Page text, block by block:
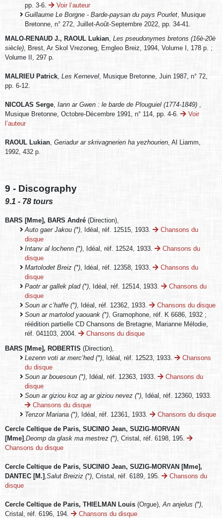
pp. 3-6.
Voir l’auteur
Guillaume Le Borgne - Barde-paysan du pays Pourlet , Musique
Bretonne, n° 272, Juillet-Août-Septembre 2022, pp. 34-41.
MALO-RENAUD J., RAOUL Lukian, Les pseudonymes bretons (16è-20è
siècle), Brest, Ar Skol Vrezoneg, Emgleo Breiz, 1994, Volume I, 178 p. ;
Volume II, 297 p.
MALRIEU Patrick, Les Kernevel, Musique Bretonne, Juin 1987, n° 72,
pp. 6-12.
NICOLAS Serge, Iann ar Gwen : le barde de Plouguiel (1774-1849) ,
Musique Bretonne, Octobre-Décembre 1991, n° 114, pp. 4-6.
Voir
l’auteur
RAOUL Lukian, Geriadur ar skrivagnerien ha yezhourien, Al Liamm,
1992, 432 p.
9 - Discography
9.1 - 78 tours
BARS [Mme], BARS André (Direction),
Auto gaer Jakou (*), Idéal, réf. 12515, 1933.
Chansons du
disque
Intanv al lochenn (*), Idéal, réf. 12524, 1933.
Chansons du
disque
Martolodet Breiz (*), Idéal, réf. 12358, 1933.
Chansons du
disque
Paotr ar gallek plad (*), Idéal, réf. 12514, 1933.
Chansons du
disque
Soun ar c’haffe (*), Idéal, réf. 12362, 1933.
Chansons du disque
Soun ar martolod yaouank (*), Gramophone, réf. K 6686, 1932 ;
réédition partielle CD Chansons de Bretagne, Marianne Mélodie,
réf. 041103, 2004.
Chansons du disque
BARS [Mme], ROBERTIS (Direction),
Lezenn voti ar merc’hed (*) , Idéal, réf. 12523, 1933.
Chansons
du disque
Soun ar bouesoun (*) , Idéal, réf. 12363, 1933.
Chansons du
disque
Soun ar giziou koz ag ar giziou nevez (*) , Idéal, réf. 12360, 1933.
Chansons du disque
Tenzor Mariana (*) , Idéal, réf. 12361, 1933.
Chansons du disque
Cercle Celtique de Paris, SUCINIO Jean, SUZIG-MORVAN
[Mme] Deomp da glask ma mestrez (*) , Cristal, réf. 6198, 195.
Chansons du disque
Cercle Celtique de Paris, SUCINIO Jean, SUZIG-MORVAN [Mme],
DANTEC [M.] Salut Breiziz (*) , Cristal, réf. 6189, 195.
Chansons du
disque
Cercle Celtique de Paris, THIELMAN Louis (Orgue), An anjelus (*)
Cristal, réf. 6196, 194.
Chansons du disque